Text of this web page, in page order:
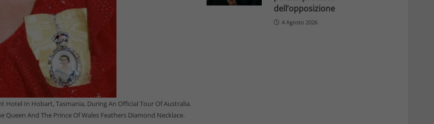
Hotel In Hobart, Tasmania, During An Official Tour Of Australia.
Queen And The Prince Of Wales Feathers Diamond Necklace.
dell’opposizione
4 Agosto 2026